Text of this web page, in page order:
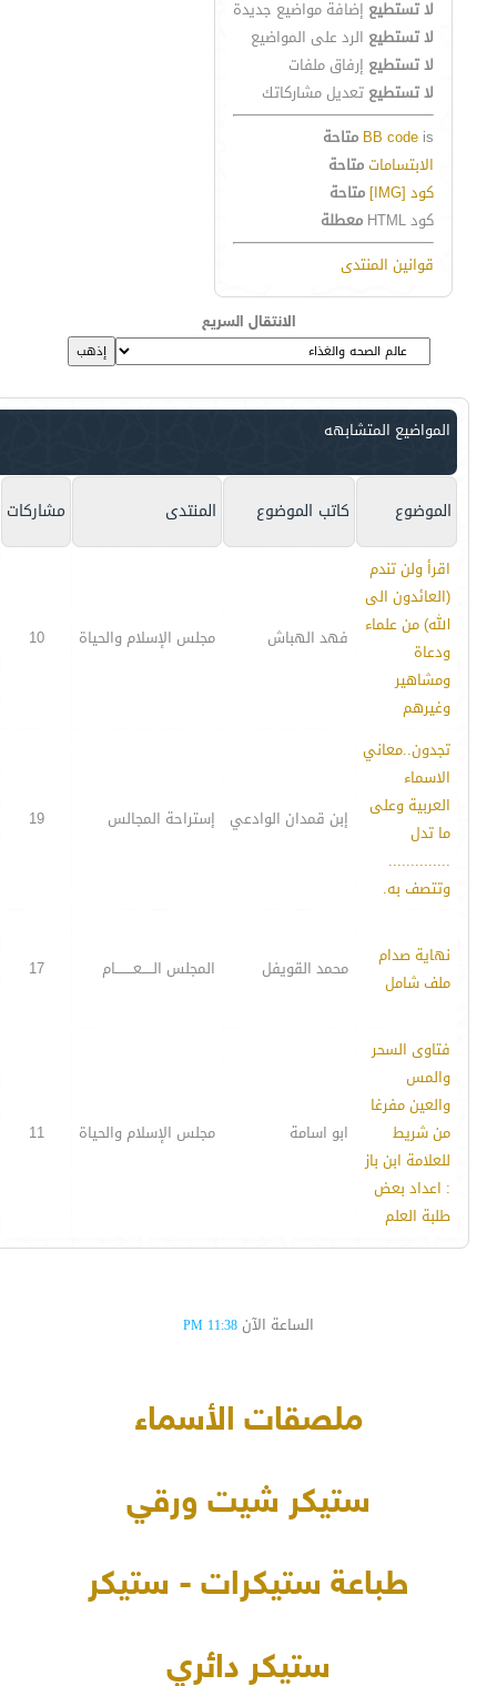
لا تستطيع إضافة مواضيع جديدة
لا تستطيع الرد على المواضيع
لا تستطيع إرفاق ملفات
لا تستطيع تعديل مشاركاتك
BB code is
متاحة
الابتساماتمتاحة
كود [IMG]
متاحة
كود HTML
معطلة
قوانين المنتدى
الانتقال السريع
المواضيع المتشابهه
الموضوع كاتب الموضوع المنتدى مشاركات
اقرأ ولن تندم
(العائدون الى
الله) من علماء
ودعاة
ومشاهير
وغيرهم
فهد الهباش مجلس الإسلام والحياة 10
تجدون..معاني
الاسماء
العربية وعلى
ما تدل
..............
وتتصف به.
إبن قمدان الوادعي إستراحة المجالس 19
نهاية صدام
ملف شامل
محمد القويفل المجلس الـــــعــــــــام 17
فتاوى السحر
والمس
والعين مفرغا
من شريط
للعلامة ابن باز
: اعداد بعض
طلبة العلم
ابو اسامة مجلس الإسلام والحياة 11
الساعة الآن 11:38 PM
ملصقات الأسماء
ستيكر شيت ورقي
طباعة ستيكرات - ستيكر
ستيكر دائري